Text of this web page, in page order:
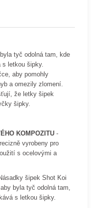
tyč odolná tam, kde
s letkou šipky.
aby pomohly
a omezily zlomení.
že letky šipek
šipky.
KOMPOZITU-
vyrobeny pro
s ​​ocelovými a
šipek Shot Koi
byla tyč odolná tam,
s letkou šipky.